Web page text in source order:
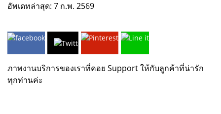
อัพเดทล่าสุด: 7 ก.พ. 2569
ภาพงานบริการของเราที่คอย Support ให้กับลูกค้าที่น่ารัก
ทุกท่านค่ะ